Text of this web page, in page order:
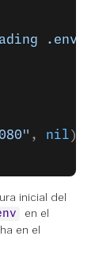
.env
, nil )
inicial del
en el
en el